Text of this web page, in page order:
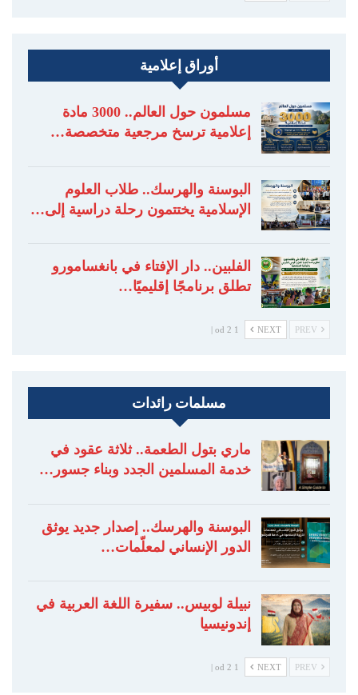
أوراق إعلامية
مسلمون حول العالم.. 3000 مادة
إعلامية ترسخ مرجعية متخصصة…
البوسنة والهرسك.. طلاب العلوم
الإسلامية يختتمون رحلة دراسية إلى…
الفلبين.. دار الإفتاء في بانغسامورو
تطلق برنامجًا إقليميًا…
NEXT
1 od 2 |
مسلمات رائدات
ماري بتول الطعمة.. ثلاثة عقود في
خدمة المسلمين الجدد وبناء جسور…
البوسنة والهرسك.. إصدار جديد يوثق
الدور الإنساني لمعلّمات…
نبيلة لوبيس.. سفيرة اللغة العربية في
إندونيسيا
NEXT
1 od 2 |